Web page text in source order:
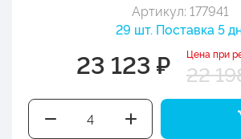
Артикул: 177941
29 шт. Поставка 5
23 123 ₽ Цена при
22